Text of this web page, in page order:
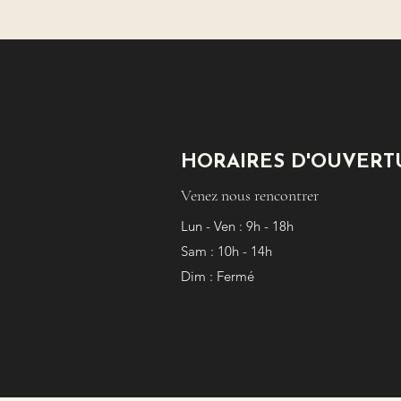
HORAIRES
Venez nous rencontrer
Lun - Ven : 9h - 18h
Sam : 10h - 14h
Dim : Fermé